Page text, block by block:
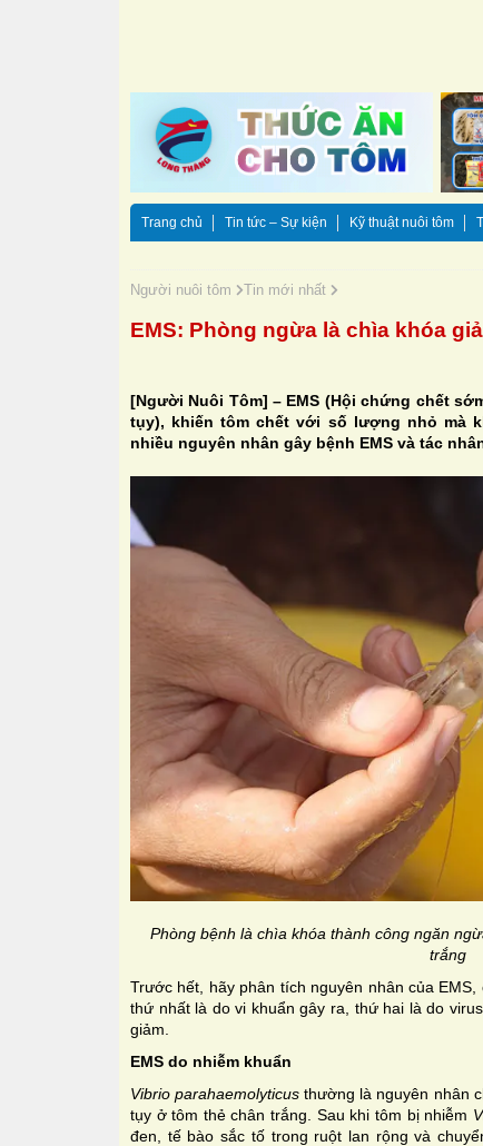
Trang chủ Tin tức – Sự kiện Kỹ thuật nuôi tôm
Người nuôi tôm Tin mới nhất
EMS: Phòng ngừa là chìa khóa
[Người Nuôi Tôm] – EMS (Hội chứng chết
tụy), khiến tôm chết với số lượng nhỏ mà
nhiều nguyên nhân gây bệnh EMS và tác
Phòng bệnh là chìa khóa thành công ngăn
trắng
Trước hết, hãy phân tích nguyên nhân của
thứ nhất là do vi khuẩn gây ra, thứ hai là do
giảm.
EMS do nhiễm khuẩn
Vibrio parahaemolyticus thường là nguyên nhân
tụy ở tôm thẻ chân trắng. Sau khi tôm bị nhiễm
đen, tế bào sắc tố trong ruột lan rộng và